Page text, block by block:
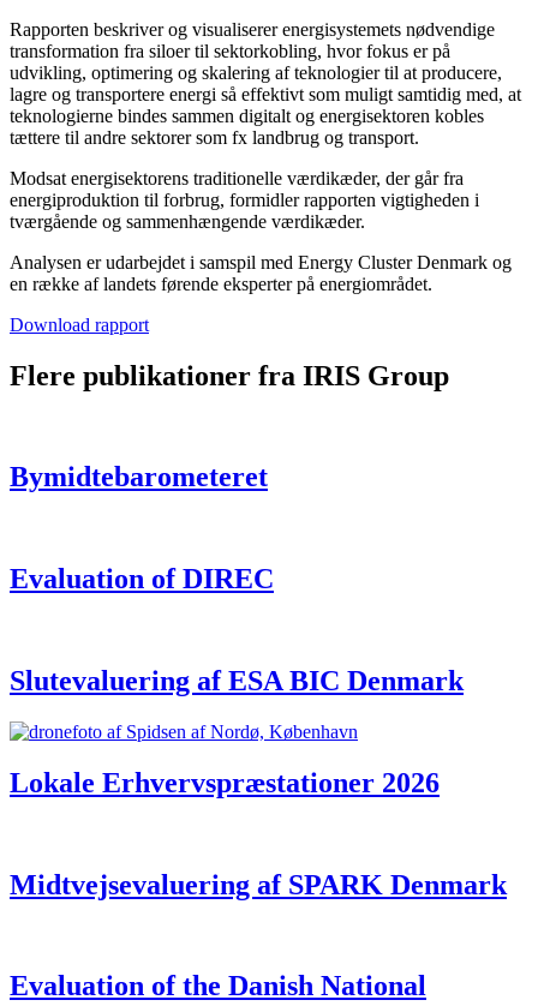
Rapporten beskriver og visualiserer energisystemets nødvendige
transformation fra siloer til sektorkobling, hvor fokus er på
udvikling, optimering og skalering af teknologier til at producere,
lagre og transportere energi så effektivt som muligt samtidig med, at
teknologierne bindes sammen digitalt og energisektoren kobles
tættere til andre sektorer som fx landbrug og transport.
Modsat energisektorens traditionelle værdikæder, der går fra
energiproduktion til forbrug, formidler rapporten vigtigheden i
tværgående og sammenhængende værdikæder.
Analysen er udarbejdet i samspil med Energy Cluster Denmark og
en række af landets førende eksperter på energiområdet.
Download rapport
Flere publikationer fra IRIS Group
Bymidtebarometeret
Evaluation of DIREC
Slutevaluering af ESA BIC Denmark
Lokale Erhvervspræstationer 2026
Midtvejsevaluering af SPARK Denmark
Evaluation of the Danish National